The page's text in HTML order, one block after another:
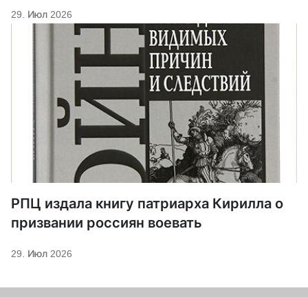
29. Июл 2026
РПЦ издала книгу патриарха Кирилла о
призвании россиян воевать
29. Июл 2026